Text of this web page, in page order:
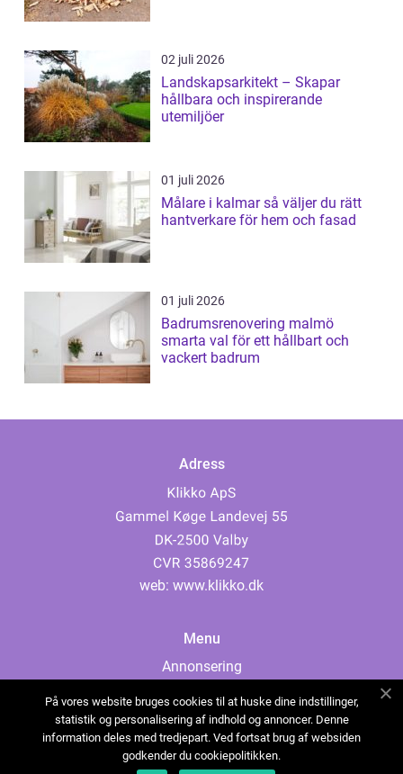
02 juli 2026
Landskapsarkitekt – Skapar
hållbara och inspirerande
utemiljöer
01 juli 2026
Målare i kalmar så väljer du rätt
hantverkare för hem och fasad
01 juli 2026
Badrumsrenovering malmö
smarta val för ett hållbart och
vackert badrum
Adress
web: www.klikko.dk
Menu
Annonsering
Cookies
Kontakta oss
Sitemap
På vores website bruges cookies til at huske dine indstillinger,
statistik og personalisering af indhold og annoncer. Denne
information deles med tredjepart. Ved fortsat brug af websiden
godkender du cookiepolitikken.